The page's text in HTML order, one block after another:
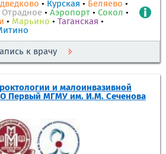
• Курская • Беляево •
Отрадное • Аэропорт • Сокол •
• Марьино • Таганская •
к врачу
и малоинвазивной
Первый МГМУ им. И.М. Сеченова